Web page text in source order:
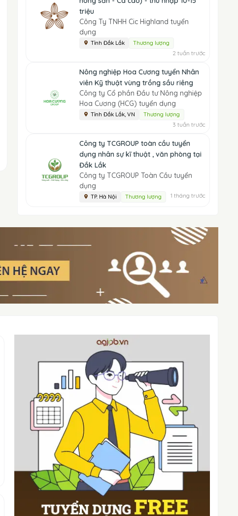
triệu
Công Ty TNHH Cic Highland tuyển
dụng
Tỉnh Đắk Lắk Thương lượng
2 tuần trước
Nông nghiệp Hoa Cương tuyển Nhân
viên Kỹ thuật vùng trồng sầu riêng
Công ty Cổ phần Đầu tư Nông nghiệp
Hoa Cương (HCG) tuyển dụng
Tỉnh Đắk Lắk, VN Thương lượng
3 tuần trước
Công ty TCGROUP toàn cầu tuyển
dụng nhân sự kĩ thuật , văn phòng tại
Đắk Lắk
Công ty TCGROUP Toàn Cầu tuyển
dụng
TP. Hà Nội Thương lượng 1 tháng trước